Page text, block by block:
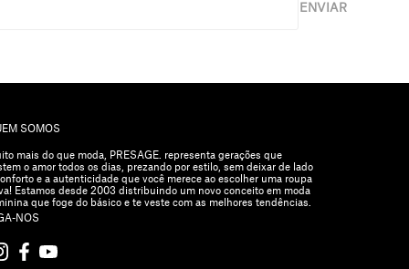
ENVIAR
SOMOS
mais do que moda, PRESAGE. representa gerações que
o amor todos os dias, prezando por estilo, sem deixar de lado
e a autenticidade que você merece ao escolher uma roupa
Estamos desde 2003 distribuindo um novo conceito em moda
que foge do básico e te veste com as melhores tendências.
NOS